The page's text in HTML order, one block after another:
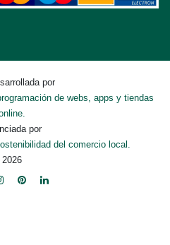
por
de webs, apps y tiendas
por
del comercio local.
2026